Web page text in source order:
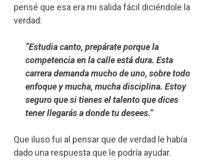
pensé que esa era mi salida fácil diciéndole la
verdad:
“Estudia canto, prepárate porque la
competencia en la calle está dura. Esta
carrera demanda mucho de uno, sobre todo
enfoque y mucha, mucha disciplina. Estoy
seguro que si tienes el talento que dices
tener llegarás a donde tu desees.”
Que iluso fui al pensar que de verdad le había
dado una respuesta que le podría ayudar.